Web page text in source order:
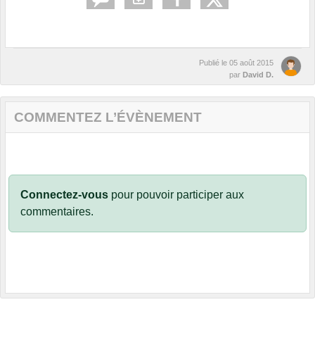
Publié le 05 août 2015
par David D.
COMMENTEZ L’ÉVÈNEMENT
Connectez-vous pour pouvoir participer aux
commentaires.